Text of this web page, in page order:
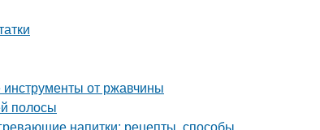
инструменты от ржавчины
полосы